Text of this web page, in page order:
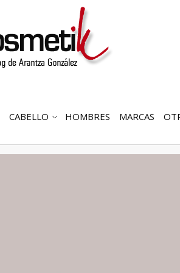
ABRIR
CABELLO HOMBRES MARCAS